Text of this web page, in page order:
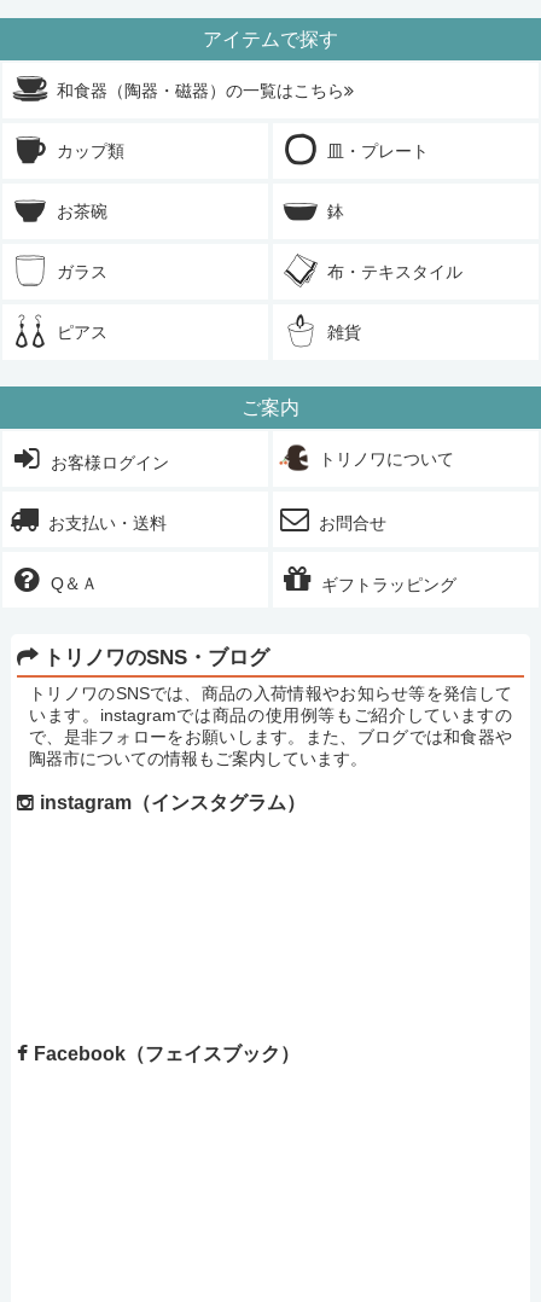
アイテムで探す
和食器（陶器・磁器）の一覧はこちら
カップ類 皿・プレート
お茶碗 鉢
ガラス 布・テキスタイル
ピアス 雑貨
ご案内
お客様ログイン トリノワについて
お支払い・送料 お問合せ
Q＆Ａ ギフトラッピング
トリノワのSNS・ブログ
トリノワのSNSでは、商品の入荷情報やお知らせ等を発信して
います。instagramでは商品の使用例等もご紹介していますの
で、是非フォローをお願いします。また、ブログでは和食器や
陶器市についての情報もご案内しています。
instagram（インスタグラム）
Facebook（フェイスブック）